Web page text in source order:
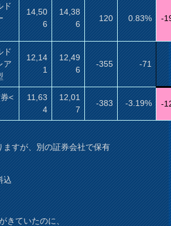
ド
14,50
6
14,38
6
120 0.83% -
ド
ア
12,14
1
12,49
6
-355 -71
<
11,63
4
12,01
7
-383 -3.19% -
すが、別の証券会社で保有
込
きていたのに、